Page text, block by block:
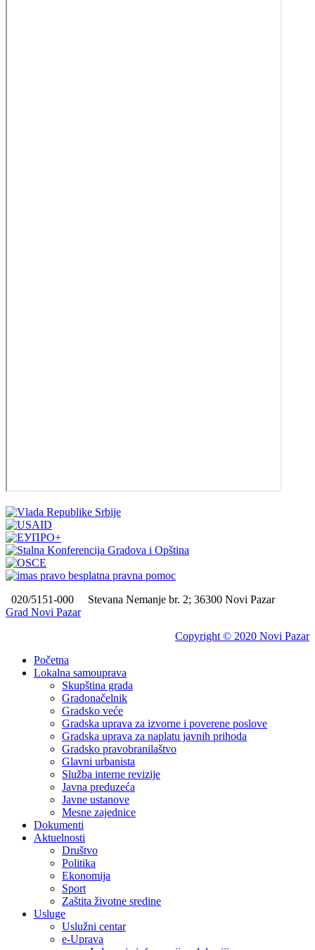
020/5151-000
Stevana Nemanje br. 2; 36300 Novi Pazar
Grad Novi Pazar
Copyright © 2020 Novi Pazar
Početna
Lokalna samouprava
Skupština grada
Gradonačelnik
Gradsko veće
Gradska uprava za izvorne i poverene poslove
Gradska uprava za naplatu javnih prihoda
Gradsko pravobranilaštvo
Glavni urbanista
Služba interne revizije
Javna preduzeća
Javne ustanove
Mesne zajednice
Dokumenti
Aktuelnosti
Društvo
Politika
Ekonomija
Sport
Zaštita životne sredine
Usluge
Uslužni centar
e-Uprava